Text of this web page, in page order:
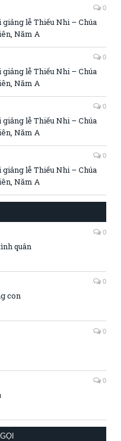
0
lễ Thiếu Nhi – Chúa
Năm A
0
lễ Thiếu Nhi – Chúa
Năm A
0
lễ Thiếu Nhi – Chúa
Năm A
0
lễ Thiếu Nhi – Chúa
Năm A
0
quân
0
con
0
0